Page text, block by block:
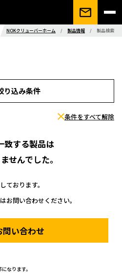
NOKクリューバーホーム / 製品情報 / 製品検索
り込み条件
条件をすべて解除
致する製品は
せんでした。
ております。
お問い合わせください。
問い合わせ
なります。